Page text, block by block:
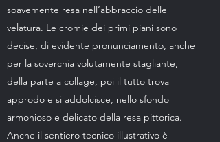
soavemente resa nell’abbraccio delle
velatura. Le cromie dei primi piani sono
decise, di evidente pronunciamento, anche
per la soverchia volutamente stagliante,
della parte a collage, poi il tutto trova
approdo e si addolcisce, nello sfondo
armonioso e delicato della resa pittorica.
Anche il sentiero tecnico illustrativo è